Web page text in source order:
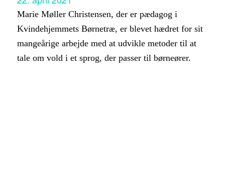
Marie Møller Christensen, der er pædagog i
Kvindehjemmets Børnetræ, er blevet hædret for sit
mangeårige arbejde med at udvikle metoder til at
tale om vold i et sprog, der passer til børneører.